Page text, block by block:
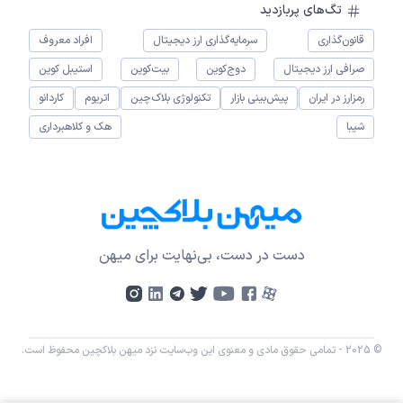
تگ‌های پربازدید
قانون‌گذاری سرمایه‌گذاری ارز دیجیتال
افراد معروف
صرافی ارز دیجیتال
دوج‌کوین بیت‌کوین
استیبل کوین
رمزارز در ایران
پیش‌بینی بازار تکنولوژی بلاک‌چین اتریوم
کاردانو
شیبا
هک و کلاهبرداری
دست در دست، بی‌نهایت برای میهن
© 2025 - تمامی حقوق مادی و معنوی این وب‌سایت نزد میهن بلاکچین محفوظ است.